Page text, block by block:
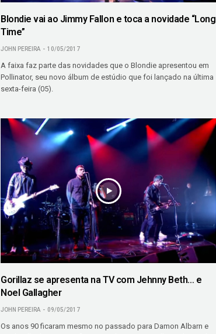
Blondie vai ao Jimmy Fallon e toca a novidade “Long
Time”
JOHN PEREIRA 10/05/2017
A faixa faz parte das novidades que o Blondie apresentou em
Pollinator, seu novo álbum de estúdio que foi lançado na última
sexta-feira (05).
Gorillaz se apresenta na TV com Jehnny Beth… e
Noel Gallagher
JOHN PEREIRA 09/05/2017
Os anos 90 ficaram mesmo no passado para Damon Albarn e